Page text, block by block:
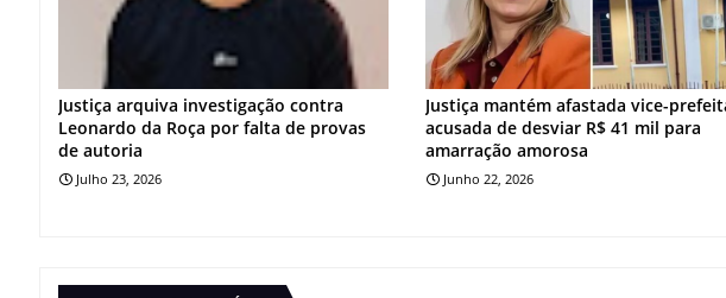
Justiça arquiva investigação contra
Leonardo da Roça por falta de provas
de autoria
Julho 23, 2026
Justiça mantém afastada vice-
acusada de desviar R$ 41 mil para
amarração amorosa
Junho 22, 2026